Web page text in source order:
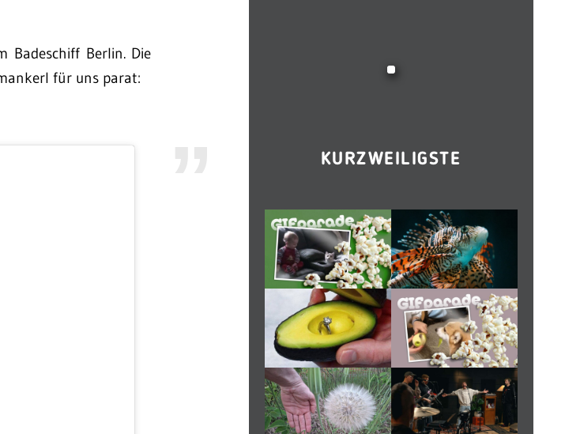
Badeschiff Berlin. Die
für uns parat:
KURZWEILIGSTE